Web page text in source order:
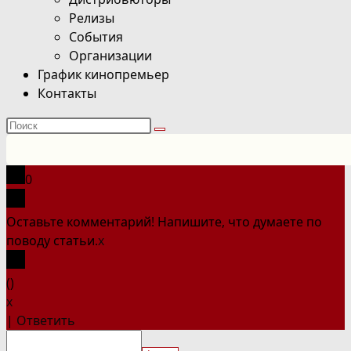
Релизы
События
Организации
График кинопремьер
Контакты
Поиск
сайте
0
Оставьте комментарий! Напишите, что думаете по
поводу статьи.x
()
x
| Ответить